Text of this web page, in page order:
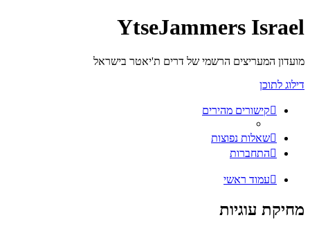
YtseJammers Israel
מועדון המעריצים הרשמי של דרים ת'יאטר בישראל
דילוג לתוכן
קישורים מהירים
שאלות נפוצות
התחברות
עמוד ראשי
מחיקת עוגיות